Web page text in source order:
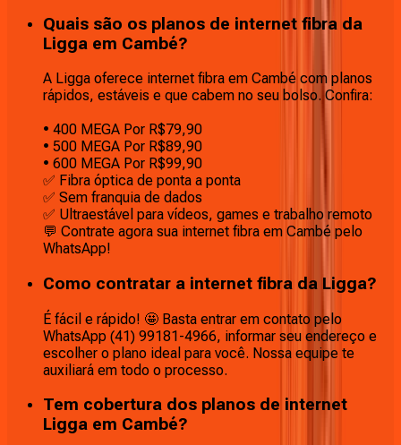
Quais são os planos de internet fibra da
Ligga em Cambé?
A Ligga oferece internet fibra em Cambé com planos
rápidos, estáveis e que cabem no seu bolso. Confira:
• 400 MEGA Por R$79,90
• 500 MEGA Por R$89,90
• 600 MEGA Por R$99,90
✅ Fibra óptica de ponta a ponta
✅ Sem franquia de dados
✅ Ultraestável para vídeos, games e trabalho remoto
💬 Contrate agora sua internet fibra em Cambé pelo
WhatsApp!
Como contratar a internet fibra da Ligga?
É fácil e rápido! 🤩 Basta entrar em contato pelo
WhatsApp (41) 99181-4966, informar seu endereço e
escolher o plano ideal para você. Nossa equipe te
auxiliará em todo o processo.
Tem cobertura dos planos de internet
Ligga em Cambé?